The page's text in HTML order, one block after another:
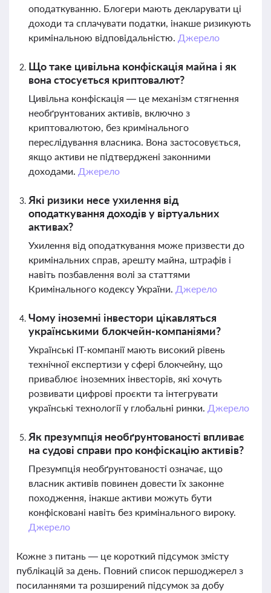
оподаткуванню. Блогери мають декларувати ці
доходи та сплачувати податки, інакше ризикують
кримінальною відповідальністю. Джерело
Що таке цивільна конфіскація майна і як
вона стосується криптовалют?
Цивільна конфіскація — це механізм стягнення
необґрунтованих активів, включно з
криптовалютою, без кримінального
переслідування власника. Вона застосовується,
якщо активи не підтверджені законними
доходами. Джерело
Які ризики несе ухилення від
оподаткування доходів у віртуальних
активах?
Ухилення від оподаткування може призвести до
кримінальних справ, арешту майна, штрафів і
навіть позбавлення волі за статтями
Кримінального кодексу України. Джерело
Чому іноземні інвестори цікавляться
українськими блокчейн-компаніями?
Українські IT-компанії мають високий рівень
технічної експертизи у сфері блокчейну, що
приваблює іноземних інвесторів, які хочуть
розвивати цифрові проєкти та інтегрувати
українські технології у глобальні ринки. Джерело
Як презумпція необґрунтованості впливає
на судові справи про конфіскацію активів?
Презумпція необґрунтованості означає, що
власник активів повинен довести їх законне
походження, інакше активи можуть бути
конфісковані навіть без кримінального вироку.
Джерело
Кожне з питань — це короткий підсумок змісту
публікацій за день. Повний список першоджерел з
посиланнями та розширений підсумок за добу